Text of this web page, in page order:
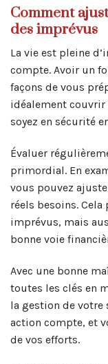
Comment
des imprévus
La vie est pleine
compte. Avoir un
façons de vous
idéalement couvrir
soyez en sécurité
Évaluer
primordial. En
vous pouvez
réels besoins.
imprévus, mais
bonne voie
Avec une bonne
toutes les clés en
la gestion de votre
action compte, et
de vos efforts.